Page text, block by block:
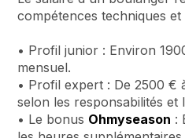
compétences techniques
• Profil junior : Environ
mensuel.
• Profil expert : De 2500 €
selon les responsabilités et
• Le bonus Ohmyseason :